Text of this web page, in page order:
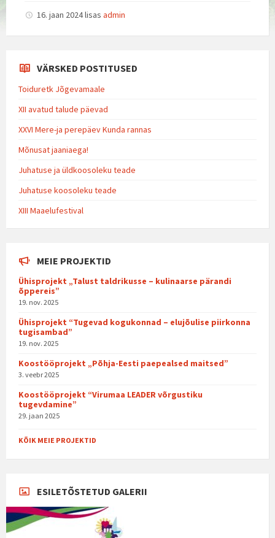
16. jaan 2024lisas admin
VÄRSKED POSTITUSED
Toiduretk Jõgevamaale
XII avatud talude päevad
XXVI Mere-ja perepäev Kunda rannas
Mõnusat jaaniaega!
Juhatuse ja üldkoosoleku teade
Juhatuse koosoleku teade
XIII Maaelufestival
MEIE PROJEKTID
Ühisprojekt „Talust taldrikusse – kulinaarse pärandi
õppereis”
19. nov. 2025
Ühisprojekt “Tugevad kogukonnad – elujõulise piirkonna
tugisambad”
19. nov. 2025
Koostööprojekt „Põhja-Eesti paepealsed maitsed”
3. veebr 2025
Koostööprojekt “Virumaa LEADER võrgustiku
tugevdamine”
29. jaan 2025
KÕIK MEIE PROJEKTID
ESILETÕSTETUD GALERII